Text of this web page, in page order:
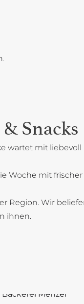
Snacks
mit
Woche mit
Wir
ihnen.